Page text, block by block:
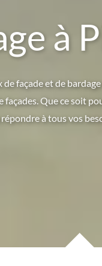
à
façade et de
Que ce soit
à tous vos